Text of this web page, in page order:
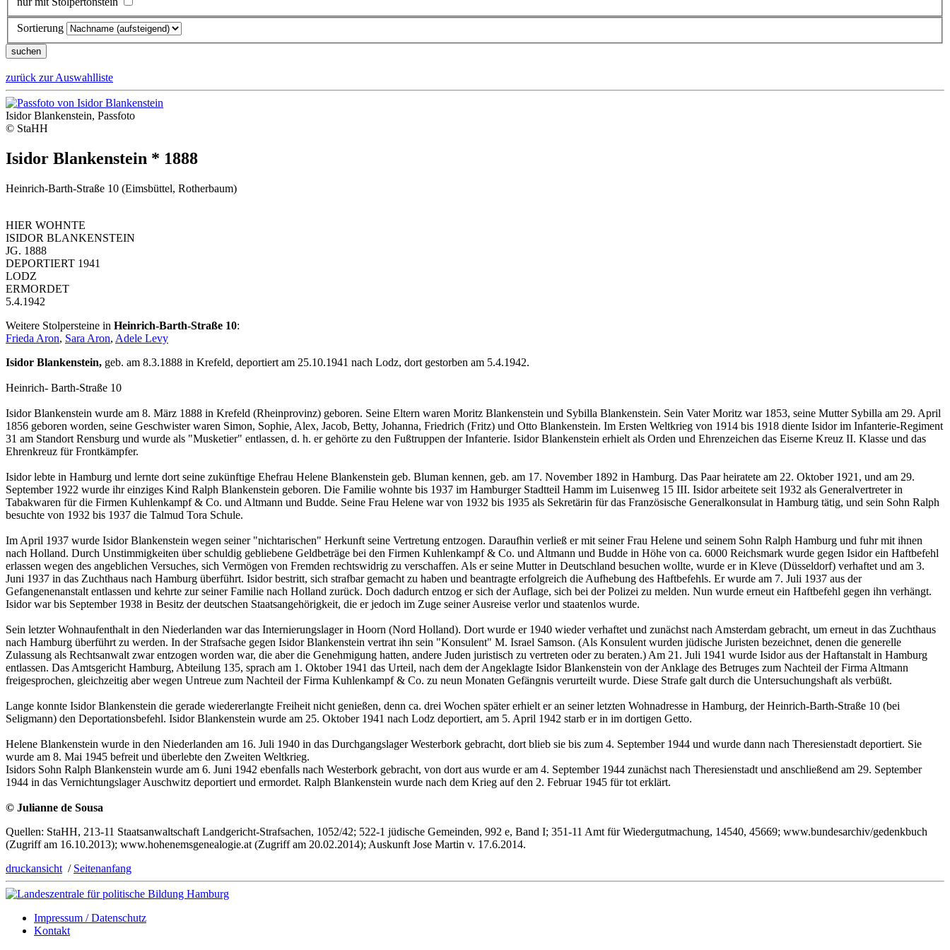
Sortierung
zurück zur Auswahlliste
Isidor Blankenstein, Passfoto
© StaHH
Isidor Blankenstein * 1888
Heinrich-Barth-Straße 10 (Eimsbüttel, Rotherbaum)
HIER WOHNTE
ISIDOR BLANKENSTEIN
JG. 1888
DEPORTIERT 1941
LODZ
ERMORDET
5.4.1942
Weitere Stolpersteine in Heinrich-Barth-Straße 10:
Frieda Aron, Sara Aron, Adele Levy
Isidor Blankenstein, geb. am 8.3.1888 in Krefeld, deportiert am 25.10.1941 nach Lodz, dort gestorben am 5.4.1942.
Heinrich- Barth-Straße 10
Isidor Blankenstein wurde am 8. März 1888 in Krefeld (Rheinprovinz) geboren. Seine Eltern waren Moritz Blankenstein und Sybilla Blankenstein. Sein Vater Moritz war 1853, seine Mutter Sybilla am 29. April
1856 geboren worden, seine Geschwister waren Simon, Sophie, Alex, Jacob, Betty, Johanna, Friedrich (Fritz) und Otto Blankenstein. Im Ersten Weltkrieg von 1914 bis 1918 diente Isidor im Infanterie-Regiment
31 am Standort Rensburg und wurde als "Musketier" entlassen, d. h. er gehörte zu den Fußtruppen der Infanterie. Isidor Blankenstein erhielt als Orden und Ehrenzeichen das Eiserne Kreuz II. Klasse und das
Ehrenkreuz für Frontkämpfer.
Isidor lebte in Hamburg und lernte dort seine zukünftige Ehefrau Helene Blankenstein geb. Bluman kennen, geb. am 17. November 1892 in Hamburg. Das Paar heiratete am 22. Oktober 1921, und am 29.
September 1922 wurde ihr einziges Kind Ralph Blankenstein geboren. Die Familie wohnte bis 1937 im Hamburger Stadtteil Hamm im Luisenweg 15 III. Isidor arbeitete seit 1932 als Generalvertreter in
Tabakwaren für die Firmen Kuhlenkampf & Co. und Altmann und Budde. Seine Frau Helene war von 1932 bis 1935 als Sekretärin für das Französische Generalkonsulat in Hamburg tätig, und sein Sohn Ralph
besuchte von 1932 bis 1937 die Talmud Tora Schule.
Im April 1937 wurde Isidor Blankenstein wegen seiner "nichtarischen" Herkunft seine Vertretung entzogen. Daraufhin verließ er mit seiner Frau Helene und seinem Sohn Ralph Hamburg und fuhr mit ihnen
nach Holland. Durch Unstimmigkeiten über schuldig gebliebene Geldbeträge bei den Firmen Kuhlenkampf & Co. und Altmann und Budde in Höhe von ca. 6000 Reichsmark wurde gegen Isidor ein Haftbefehl
erlassen wegen des angeblichen Versuches, sich Vermögen von Fremden rechtswidrig zu verschaffen. Als er seine Mutter in Deutschland besuchen wollte, wurde er in Kleve (Düsseldorf) verhaftet und am 3.
Juni 1937 in das Zuchthaus nach Hamburg überführt. Isidor bestritt, sich strafbar gemacht zu haben und beantragte erfolgreich die Aufhebung des Haftbefehls. Er wurde am 7. Juli 1937 aus der
Gefangenenanstalt entlassen und kehrte zur seiner Familie nach Holland zurück. Doch dadurch entzog er sich der Auflage, sich bei der Polizei zu melden. Nun wurde erneut ein Haftbefehl gegen ihn verhängt.
Isidor war bis September 1938 in Besitz der deutschen Staatsangehörigkeit, die er jedoch im Zuge seiner Ausreise verlor und staatenlos wurde.
Sein letzter Wohnaufenthalt in den Niederlanden war das Internierungslager in Hoorn (Nord Holland). Dort wurde er 1940 wieder verhaftet und zunächst nach Amsterdam gebracht, um erneut in das Zuchthaus
nach Hamburg überführt zu werden. In der Strafsache gegen Isidor Blankenstein vertrat ihn sein "Konsulent" M. Israel Samson. (Als Konsulent wurden jüdische Juristen bezeichnet, denen die generelle
Zulassung als Rechtsanwalt zwar entzogen worden war, die aber die Genehmigung hatten, andere Juden juristisch zu vertreten oder zu beraten.) Am 21. Juli 1941 wurde Isidor aus der Haftanstalt in Hamburg
entlassen. Das Amtsgericht Hamburg, Abteilung 135, sprach am 1. Oktober 1941 das Urteil, nach dem der Angeklagte Isidor Blankenstein von der Anklage des Betruges zum Nachteil der Firma Altmann
freigesprochen, gleichzeitig aber wegen Untreue zum Nachteil der Firma Kuhlenkampf & Co. zu neun Monaten Gefängnis verurteilt wurde. Diese Strafe galt durch die Untersuchungshaft als verbüßt.
Lange konnte Isidor Blankenstein die gerade wiedererlangte Freiheit nicht genießen, denn ca. drei Wochen später erhielt er an seiner letzten Wohnadresse in Hamburg, der Heinrich-Barth-Straße 10 (bei
Seligmann) den Deportationsbefehl. Isidor Blankenstein wurde am 25. Oktober 1941 nach Lodz deportiert, am 5. April 1942 starb er in im dortigen Getto.
Helene Blankenstein wurde in den Niederlanden am 16. Juli 1940 in das Durchgangslager Westerbork gebracht, dort blieb sie bis zum 4. September 1944 und wurde dann nach Theresienstadt deportiert. Sie
wurde am 8. Mai 1945 befreit und überlebte den Zweiten Weltkrieg.
Isidors Sohn Ralph Blankenstein wurde am 6. Juni 1942 ebenfalls nach Westerbork gebracht, von dort aus wurde er am 4. September 1944 zunächst nach Theresienstadt und anschließend am 29. September
1944 in das Vernichtungslager Auschwitz deportiert und ermordet. Ralph Blankenstein wurde nach dem Krieg auf den 2. Februar 1945 für tot erklärt.
© Julianne de Sousa
Quellen: StaHH, 213-11 Staatsanwaltschaft Landgericht-Strafsachen, 1052/42; 522-1 jüdische Gemeinden, 992 e, Band I; 351-11 Amt für Wiedergutmachung, 14540, 45669; www.bundesarchiv/gedenkbuch
(Zugriff am 16.10.2013); www.hohenemsgenealogie.at (Zugriff am 20.02.2014); Auskunft Jose Martin v. 17.6.2014.
druckansicht / Seitenanfang
Impressum / Datenschutz
Kontakt